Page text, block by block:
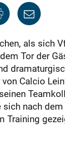
als sich
Tor der
Calcio
nach
Training